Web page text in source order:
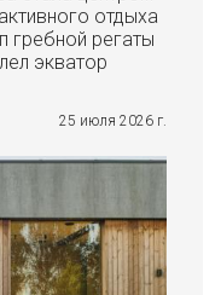
отдыха
гребной регаты
экватор
25 июля 2026 г.